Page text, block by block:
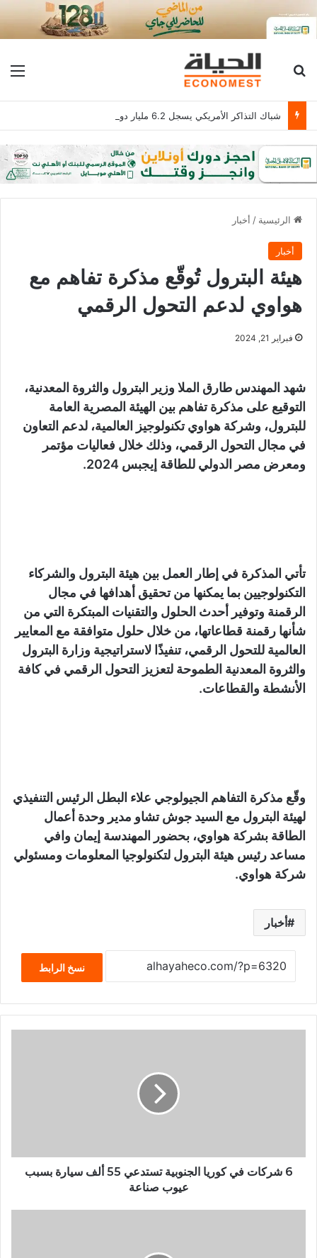
بحث عن
شباك التذاكر الأمريكي يسجل 6.2 مليار دولار
الرئيسية / أخبار
أخبار
هيئة البترول تُوقّع مذكرة تفاهم مع
هواوي لدعم التحول الرقمي
فبراير 21, 2024
شهد المهندس طارق الملا وزير البترول والثروة المعدنية،
التوقيع على مذكرة تفاهم بين الهيئة المصرية العامة
للبترول، وشركة هواوي تكنولوجيز العالمية، لدعم التعاون
في مجال التحول الرقمي، وذلك خلال فعاليات مؤتمر
ومعرض مصر الدولي للطاقة إيجبس 2024.
تأتي المذكرة في إطار العمل بين هيئة البترول والشركاء
التكنولوجيين بما يمكنها من تحقيق أهدافها في مجال
الرقمنة وتوفير أحدث الحلول والتقنيات المبتكرة التي من
شأنها رقمنة قطاعاتها، من خلال حلول متوافقة مع المعايير
العالمية للتحول الرقمي، تنفيذًا لاستراتيجية وزارة البترول
والثروة المعدنية الطموحة لتعزيز التحول الرقمي في كافة
الأنشطة والقطاعات.
وقّع مذكرة التفاهم الجيولوجي علاء البطل الرئيس التنفيذي
لهيئة البترول مع السيد جوش تشاو مدير وحدة أعمال
الطاقة بشركة هواوي، بحضور المهندسة إيمان وافي
مساعد رئيس هيئة البترول لتكنولوجيا المعلومات ومسئولي
شركة هواوي.
أخبار
نسخ الرابط
6 شركات في كوريا الجنوبية تستدعي 55 ألف سيارة بسبب
عيوب صناعة